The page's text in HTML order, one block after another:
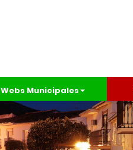
Webs Municipales